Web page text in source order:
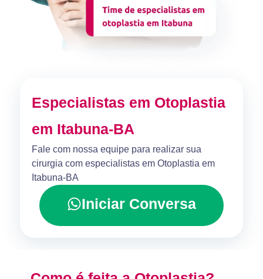
Especialistas em Otoplastia
em Itabuna-BA
Fale com nossa equipe para realizar sua
cirurgia com especialistas em Otoplastia em
Itabuna-BA
Iniciar Conversa